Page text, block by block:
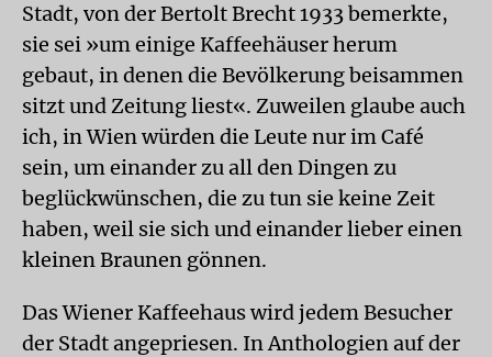
Stadt, von der Bertolt Brecht 1933 bemerkte,
sie sei »um einige Kaffeehäuser herum
gebaut, in denen die Bevölkerung beisammen
sitzt und Zeitung liest«. Zuweilen glaube auch
ich, in Wien würden die Leute nur im Café
sein, um einander zu all den Dingen zu
beglückwünschen, die zu tun sie keine Zeit
haben, weil sie sich und einander lieber einen
kleinen Braunen gönnen.
Das Wiener Kaffeehaus wird jedem Besucher
der Stadt angepriesen. In Anthologien auf der